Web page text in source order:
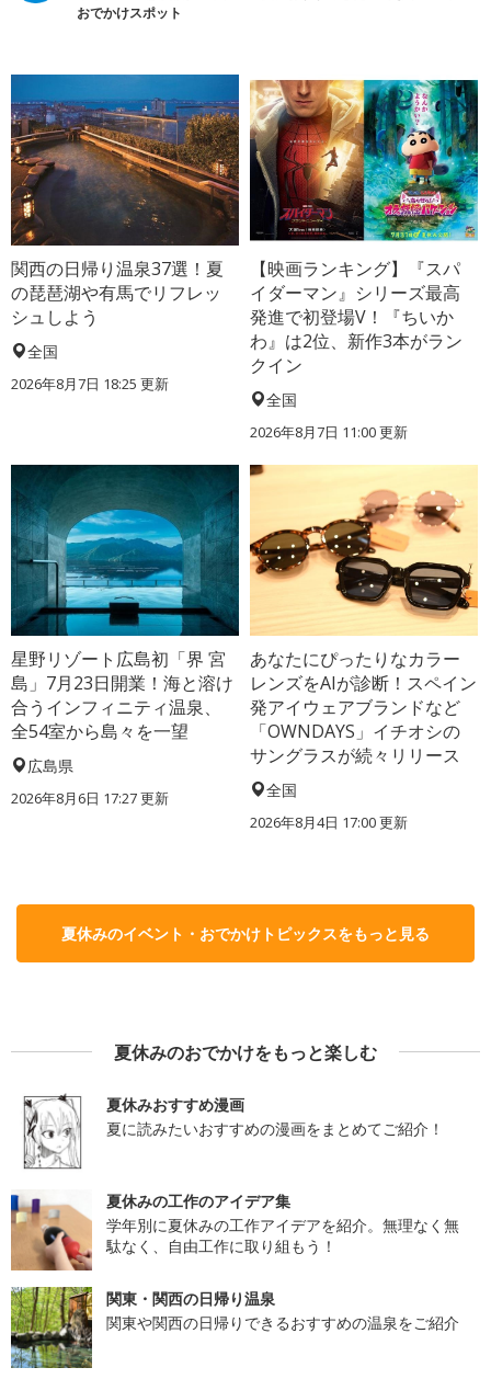
おでかけスポット
関西の日帰り温泉37選！夏
の琵琶湖や有馬でリフレッ
シュしよう
全国
2026年8月7日 18:25 更新
【映画ランキング】『スパ
イダーマン』シリーズ最高
発進で初登場V！『ちいか
わ』は2位、新作3本がラン
クイン
全国
2026年8月7日 11:00更新
星野リゾート広島初「界 宮
島」7月23日開業！海と溶け
合うインフィニティ温泉、
全54室から島々を一望
広島県
2026年8月6日 17:27更新
あなたにぴったりなカラー
レンズをAIが診断！スペイン
発アイウェアブランドなど
「OWNDAYS」イチオシの
サングラスが続々リリース
全国
2026年8月4日 17:00更新
夏休みのイベント・おでかけトピックスをもっと見る
夏休みのおでかけをもっと楽しむ
夏休みおすすめ漫画
夏に読みたいおすすめの漫画をまとめてご紹介！
夏休みの工作のアイデア集
学年別に夏休みの工作アイデアを紹介。無理なく無
駄なく、自由工作に取り組もう！
関東・関西の日帰り温泉
関東や関西の日帰りできるおすすめの温泉をご紹介